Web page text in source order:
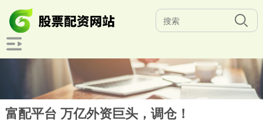
富配平台 万亿外资巨头，调仓！